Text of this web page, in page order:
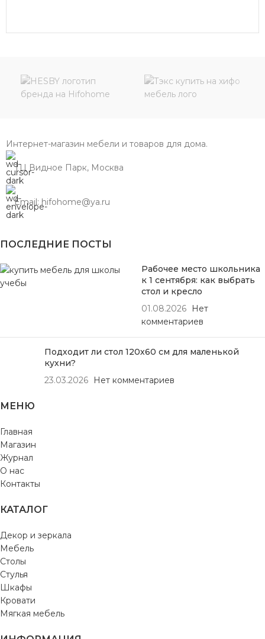
Интернет-магазин мебели и товаров для дома.
ТЦ Видное Парк, Москва
Email: hifohome@ya.ru
ПОСЛЕДНИЕ ПОСТЫ
Рабочее место школьника
к 1 сентября: как выбрать
стол и кресло
01.08.2026
Нет
комментариев
Подходит ли стол 120х60 см для маленькой
кухни?
23.03.2026
Нет комментариев
МЕНЮ
Главная
Магазин
Журнал
О нас
Контакты
КАТАЛОГ
Декор и зеркала
Мебель
Столы
Стулья
Шкафы
Кровати
Мягкая мебель